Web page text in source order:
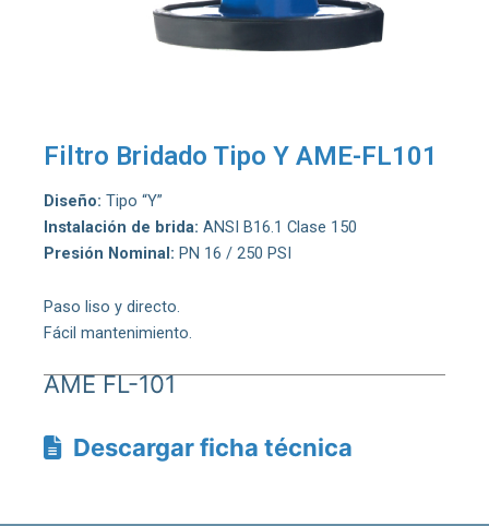
Filtro Bridado Tipo Y AME-FL101
Diseño: Tipo “Y”
Instalación de brida: ANSI B16.1 Clase 150
Presión Nominal: PN 16 / 250 PSI
Paso liso y directo.
Fácil mantenimiento.
AME FL-101
Descargar ficha técnica